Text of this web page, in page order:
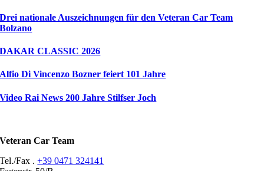
Drei nationale Auszeichnungen für den Veteran Car Team
Bolzano
DAKAR CLASSIC 2026
Alfio Di Vincenzo Bozner feiert 101 Jahre
Video Rai News 200 Jahre Stilfser Joch
Veteran Car Team
Tel./Fax .+39 0471 324141